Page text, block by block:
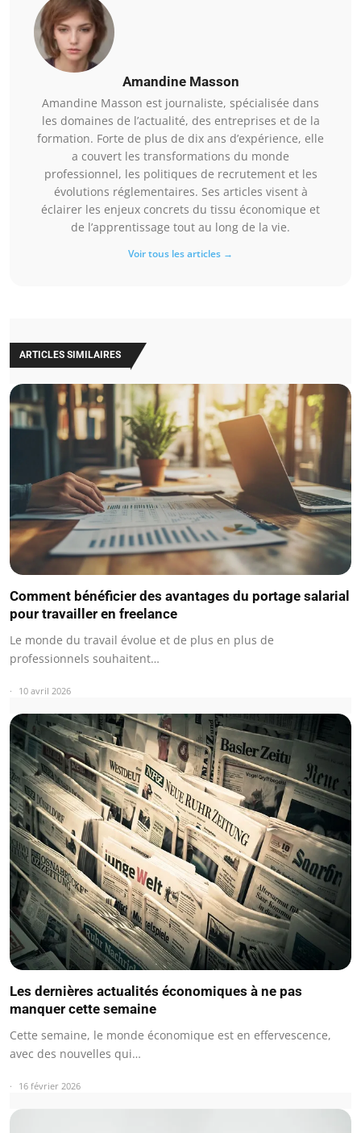
Amandine Masson
Amandine Masson est journaliste, spécialisée dans
les domaines de l’actualité, des entreprises et de la
formation. Forte de plus de dix ans d’expérience, elle
a couvert les transformations du monde
professionnel, les politiques de recrutement et les
évolutions réglementaires. Ses articles visent à
éclairer les enjeux concrets du tissu économique et
de l’apprentissage tout au long de la vie.
Voir tous les articles →
ARTICLES SIMILAIRES
Comment bénéficier des avantages du portage salarial
pour travailler en freelance
Le monde du travail évolue et de plus en plus de
professionnels souhaitent…
10 avril 2026
Les dernières actualités économiques à ne pas
manquer cette semaine
Cette semaine, le monde économique est en effervescence,
avec des nouvelles qui…
16 février 2026